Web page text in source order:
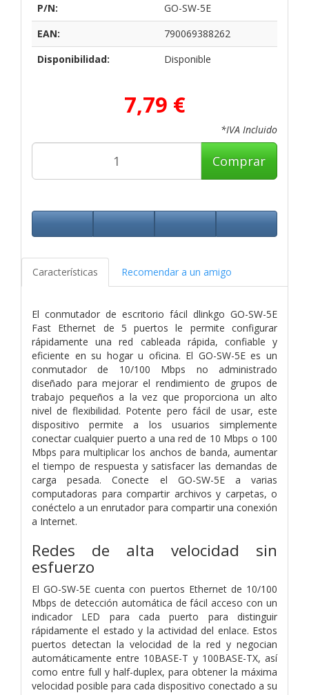
P/N:
GO-SW-5E
EAN:
790069388262
Disponibilidad:
Disponible
7,79 €
*IVA Incluido
Comprar
Características Recomendar a un amigo
El conmutador de escritorio fácil dlinkgo GO-SW-5E
Fast Ethernet de 5 puertos le permite configurar
rápidamente una red cableada rápida, confiable y
eficiente en su hogar u oficina. El GO-SW-5E es un
conmutador de 10/100 Mbps no administrado
diseñado para mejorar el rendimiento de grupos de
trabajo pequeños a la vez que proporciona un alto
nivel de flexibilidad. Potente pero fácil de usar, este
dispositivo permite a los usuarios simplemente
conectar cualquier puerto a una red de 10 Mbps o 100
Mbps para multiplicar los anchos de banda, aumentar
el tiempo de respuesta y satisfacer las demandas de
carga pesada. Conecte el GO-SW-5E a varias
computadoras para compartir archivos y carpetas, o
conéctelo a un enrutador para compartir una conexión
a Internet.
Redes de alta velocidad sin
esfuerzo
El GO-SW-5E cuenta con puertos Ethernet de 10/100
Mbps de detección automática de fácil acceso con un
indicador LED para cada puerto para distinguir
rápidamente el estado y la actividad del enlace. Estos
puertos detectan la velocidad de la red y negocian
automáticamente entre 10BASE-T y 100BASE-TX, así
como entre full y half-duplex, para obtener la máxima
velocidad posible para cada dispositivo conectado a su